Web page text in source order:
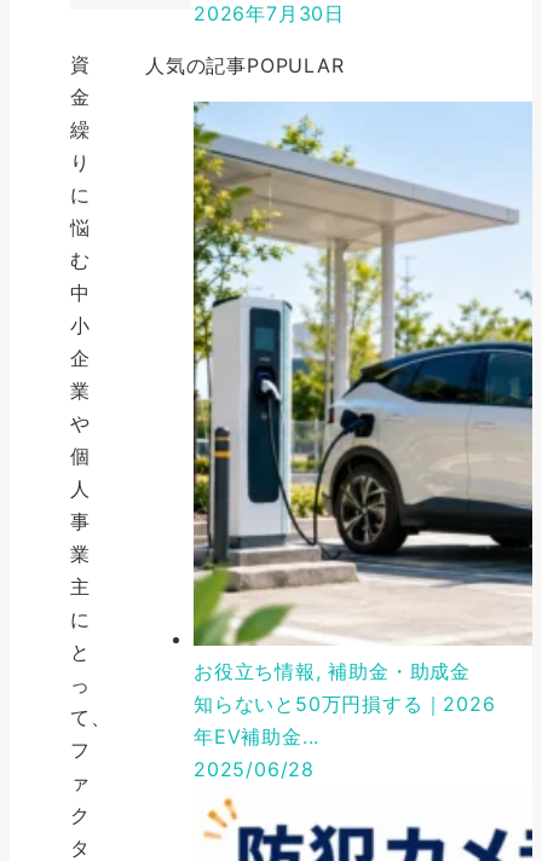
資
金
繰
り
に
悩
む
中
小
企
業
や
個
人
事
業
主
に
と
っ
て、
フ
ァ
ク
タ
2026年7月30日
人気の記事POPULAR
お役立ち情報, 補助金・助成金
知らないと50万円損する｜2026
年EV補助金...
2025/06/28